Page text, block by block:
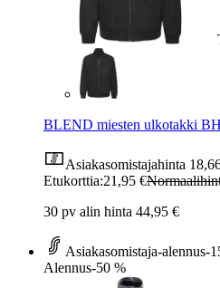
BLEND miesten ulkotakki
Asiakasomistajahinta
Etukorttia:21,95 €
30 pv alin hinta 44,95 €
Asiakasomistaja-alennus-
Alennus-50 %